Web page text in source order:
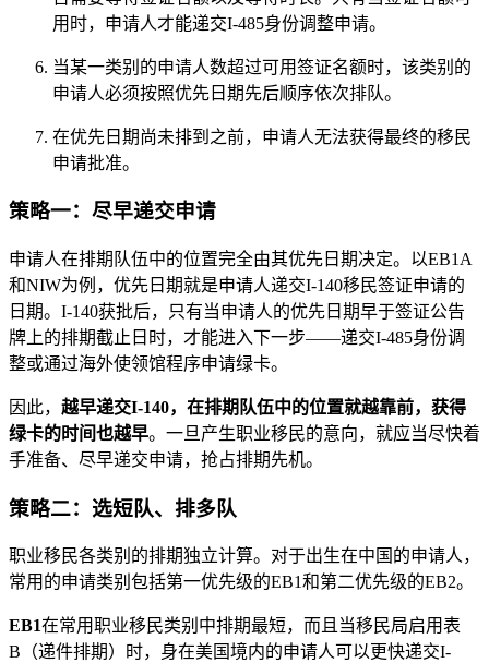
用时，申请人才能递交I-485身份调整申请。
当某一类别的申请人数超过可用签证名额时，该类别的
申请人必须按照优先日期先后顺序依次排队。
在优先日期尚未排到之前，申请人无法获得最终的移民
申请批准。
策略一：尽早递交申请
申请人在排期队伍中的位置完全由其优先日期决定。以EB1A
和NIW为例，优先日期就是申请人递交I-140移民签证申请的
日期。I-140获批后，只有当申请人的优先日期早于签证公告
牌上的排期截止日时，才能进入下一步——递交I-485身份调
整或通过海外使领馆程序申请绿卡。
因此， 越早递交I-140，在排期队伍中的位置就越靠前，获得
绿卡的时间也越早。一旦产生职业移民的意向，就应当尽快着
手准备、尽早递交申请，抢占排期先机。
策略二：选短队、排多队
职业移民各类别的排期独立计算。对于出生在中国的申请人，
常用的申请类别包括第一优先级的EB1和第二优先级的EB2。
EB1在常用职业移民类别中排期最短，而且当移民局启用表
B（递件排期）时，身在美国境内的申请人可以更快递交I-